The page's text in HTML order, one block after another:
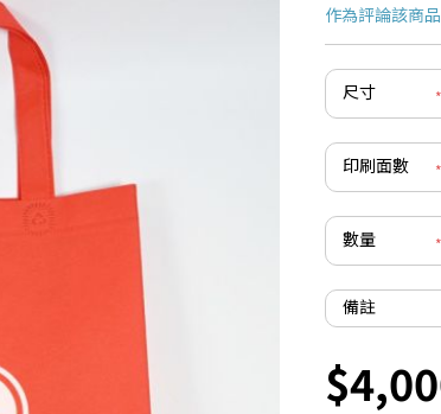
作為評論該商
尺寸
印刷面數
數量
備註